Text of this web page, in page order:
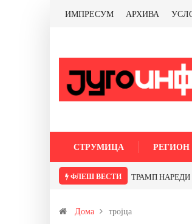
ИМПРЕСУМ АРХИВА
СТРУМИЦА РЕГИОН
ФЛЕШ ВЕСТИ ТРАМП НАРЕДИ
Дома тројца